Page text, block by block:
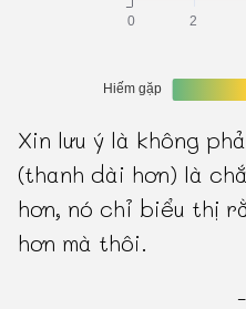
Xin lưu ý là không
(thanh dài hơn) là
hơn, nó chỉ biểu thị
hơn mà thôi.